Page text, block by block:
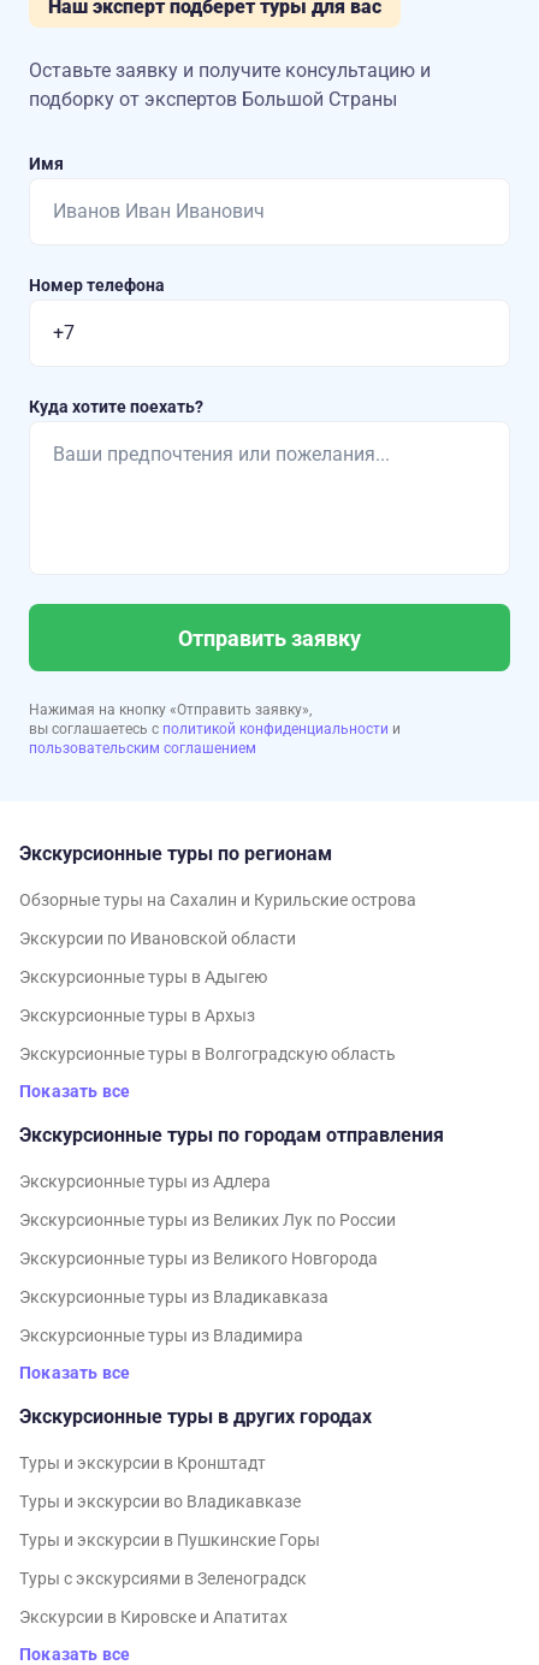
Наш эксперт подберет туры для вас
Оставьте заявку и получите консультацию и
подборку от экспертов Большой Страны
Имя
Номер телефона
Куда хотите поехать?
Отправить заявку
Нажимая на кнопку «Отправить заявку»,
вы соглашаетесь с политикой конфиденциальности и
пользовательским соглашением
Экскурсионные туры по регионам
Обзорные туры на Сахалин и Курильские острова
Экскурсии по Ивановской области
Экскурсионные туры в Адыгею
Экскурсионные туры в Архыз
Экскурсионные туры в Волгоградскую область
Показать все
Экскурсионные туры по городам отправления
Экскурсионные туры из Адлера
Экскурсионные туры из Великих Лук по России
Экскурсионные туры из Великого Новгорода
Экскурсионные туры из Владикавказа
Экскурсионные туры из Владимира
Показать все
Экскурсионные туры в других городах
Туры и экскурсии в Кронштадт
Туры и экскурсии во Владикавказе
Туры и экскурсии в Пушкинские Горы
Туры с экскурсиями в Зеленоградск
Экскурсии в Кировске и Апатитах
Показать все